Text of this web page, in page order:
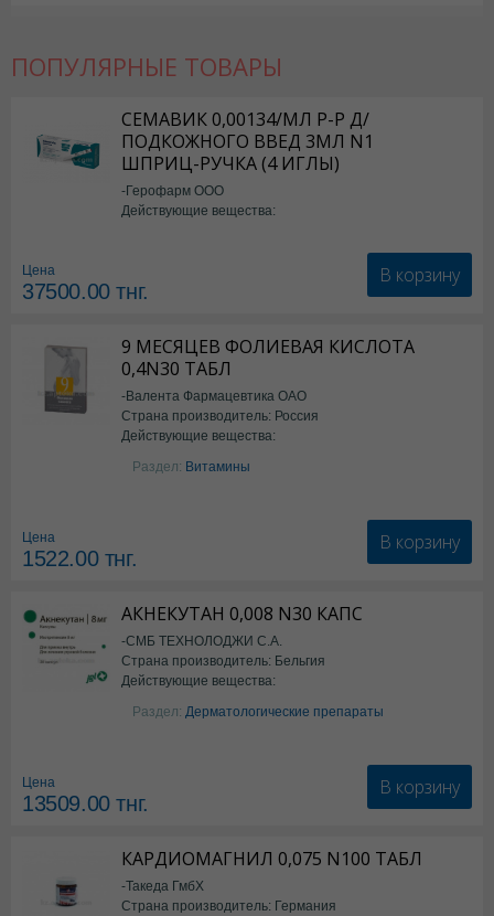
ПОПУЛЯРНЫЕ ТОВАРЫ
СЕМАВИК 0,00134/МЛ Р-Р Д/
ПОДКОЖНОГО ВВЕД 3МЛ N1
ШПРИЦ-РУЧКА (4 ИГЛЫ)
-Герофарм ООО
Действующие вещества:
Цена
37500.00тнг.
В корзину
9 МЕСЯЦЕВ ФОЛИЕВАЯ КИСЛОТА
0,4N30 ТАБЛ
-Валента Фармацевтика ОАО
Страна производитель: Россия
Действующие вещества:
фолиевая кислота
Раздел: Витамины
Цена
1522.00тнг.
В корзину
АКНЕКУТАН 0,008 N30 КАПС
-СМБ ТЕХНОЛОДЖИ С.А.
Страна производитель: Бельгия
Действующие вещества:
Изотретиноин
Раздел: Дерматологические препараты
Цена
13509.00тнг.
В корзину
КАРДИОМАГНИЛ 0,075 N100 ТАБЛ
-Такеда ГмбХ
Страна производитель: Германия